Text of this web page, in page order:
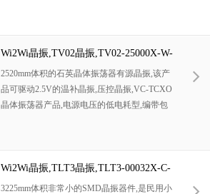
符合RoHS/无铅.
Wi2Wi晶振,TV02晶振,TV02-25000X-W-
N-D-3-R-X*晶振
2520mm体积的石英晶体振荡器有源晶振,该产
品可驱动2.5V的温补晶振,压控晶振,VC-TCXO
晶体振荡器产品,电源电压的低电耗型,编带包
地轻.产品被广泛应用到集成电路,程控交换系
统,无线发射基站.
Wi2Wi晶振,TLT3晶振,TLT3-00032X-C-
N-3-R-X*晶振
3225mm体积非常小的SMD晶振器件,是民用小